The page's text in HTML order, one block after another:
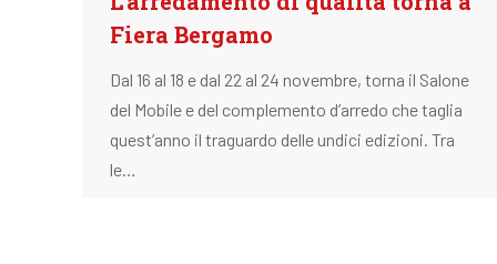
Fiera Bergamo
Dal 16 al 18 e dal 22 al 24 novembre, torna il Salone
del Mobile e del complemento d’arredo che taglia
quest’anno il traguardo delle undici edizioni. Tra
le…